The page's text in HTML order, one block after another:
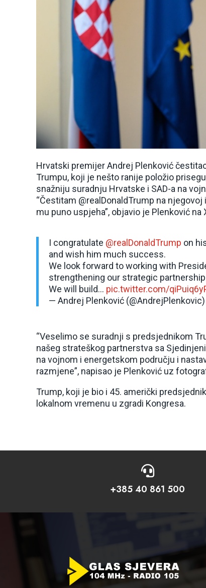
Hrvatski premijer Andrej Plenković
Trumpu, koji je nešto ranije položio
snažniju suradnju Hrvatske i SAD-a na
“Čestitam @realDonaldTrump na
mu puno uspjeha”, objavio je Plenković na
I congratulate @realDonaldTrump on
and wish him much success.
We look forward to working with
strengthening our strategic
We will build… pic.twitter.com/
— Andrej Plenković (@AndrejPlenkovic)
“Veselimo se suradnji s predsjednikom
našeg strateškog partnerstva sa
na vojnom i energetskom području i
razmjene”, napisao je Plenković uz
Trump, koji je bio i 45. američki
lokalnom vremenu u zgradi Kongresa.

+385 40 861 500